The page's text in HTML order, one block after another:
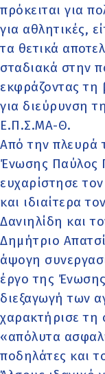
πρόκειται για
για αθλητικές,
τα θετικά
σταδιακά στην
εκφράζοντας τη
για διεύρυνση
Ε.Π.Σ.ΜΑ-Θ.
Από την πλευρά
Ένωσης Παύλος
ευχαρίστησε
και ιδιαίτερα
Δανιηλίδη και
Δημήτριο
άψογη
έργο της
διεξαγωγή των
χαρακτήρισε τη
«απόλυτα
ποδηλάτες και